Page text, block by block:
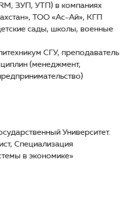
ЗУП, УТП) в компаниях
ТОО «Ас-Ай», КГП
сады, школы, военные
СГУ, преподаватель
(менеджмент,
Университет.
Специализация
в экономике»